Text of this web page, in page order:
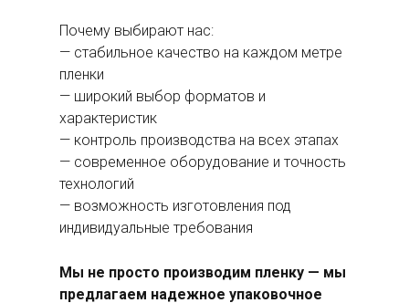
Почему выбирают нас:
— стабильное качество на каждом метре
пленки
— широкий выбор форматов и
характеристик
— контроль производства на всех этапах
— современное оборудование и точность
технологий
— возможность изготовления под
индивидуальные требования
Мы не просто производим пленку — мы
предлагаем надежное упаковочное